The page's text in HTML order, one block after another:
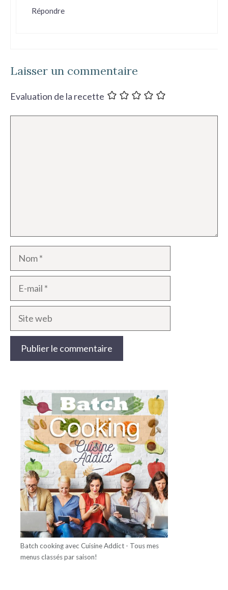
Répondre
Laisser un commentaire
Evaluation de la recette
Nom
mail
Site
web
Batch cooking avec Cuisine Addict - Tous mes
menus classés par saison!